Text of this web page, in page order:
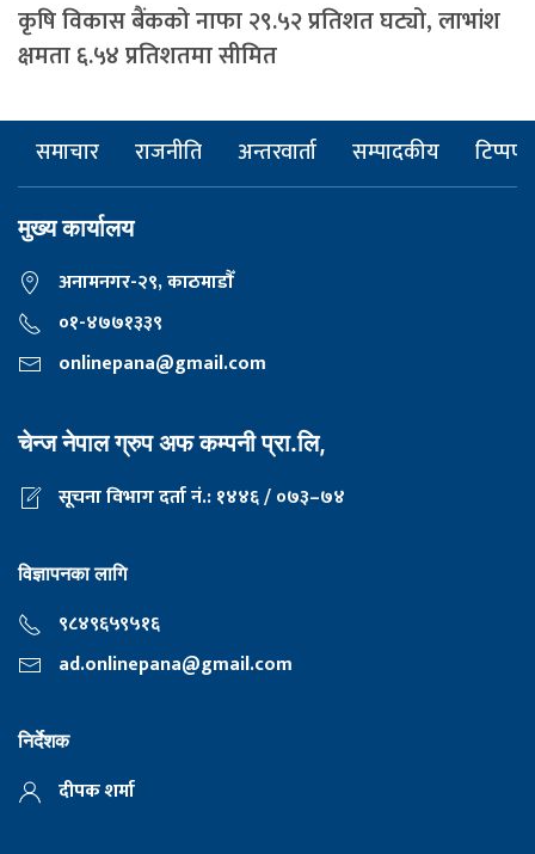
कृषि विकास बैंकको नाफा २९.५२ प्रतिशत घट्यो, लाभांश
क्षमता ६.५४ प्रतिशतमा सीमित
समाचार राजनीति अन्तरवार्ता सम्पादकीय टिप्पणी
मुख्य कार्यालय
अनामनगर-२९, काठमाडाैँ
०१-४७७१३३९
onlinepana@gmail.com
चेन्ज नेपाल ग्रुप अफ कम्पनी प्रा.लि,
सूचना विभाग दर्ता नं.: १४४६ / ०७३–७४
विज्ञापनका लागि
९८४९६५९५१६
ad.onlinepana@gmail.com
निर्देशक
दीपक शर्मा